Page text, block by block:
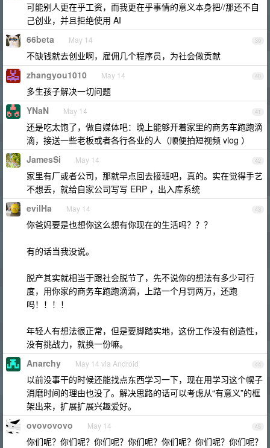
可能别人更在乎工资，而我更在乎事情的意义本身把//那还不自
己创业，并且拒绝使用 AI
39
66beta May 14
不缺钱就去创业啊，雇佣几个程序员，为社会做贡献
40
zhangyou1010 May 14
多生孩子解决一切问题
41
YNaN May 14
还是吃太饱了，做自媒体吧：晚上能够开着家里的商务车跑跑滴
滴，接送一些老板或者各行各业的人（顺便拍短视频 vlog ）
42
JamesSi May 14
家里有厂或者公司，那就早点回去接班吧，真的。实在觉得手艺
不想丢，就给自家公司写写 ERP ，出入库系统
43
evilHa May 14
你爸妈要是也想你这么想有你现在的生活吗？？？
有的话当我没说。
脱产其实就相当于跟社会脱节了，先不说你的想法有多少可行
度，用你家的商务车跑跑滴滴，上路一个月罚两万，还跑
吗！！！！
年轻人有想法很正常，但是要脚踏实地，这份工作没有创造性，
没有挑战力，就换一份嘛。
44
Anarchy May 14 via Android
以前没事干的时候还能找点东西学习一下，现在用学习这个幌子
消磨时间的理由也没了。解决思路的话可以考虑从“有意义”的框
架出来，扩展扩展兴趣爱好。
45
ovovovovo May 14
你们呢？你们呢？你们呢？你们呢？你们呢？你们呢？你们呢？